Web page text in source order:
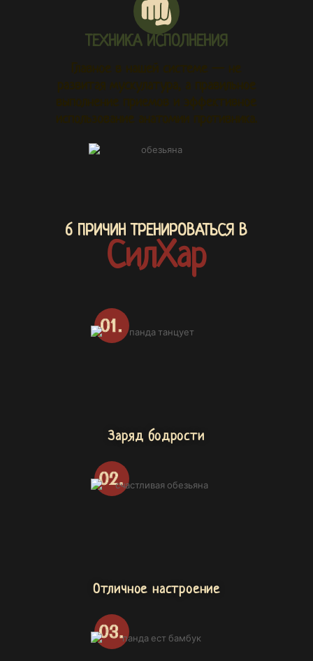
ТЕХНИКА ИСПОЛНЕНИЯ
Главное в нашей системе — не
развитая мускулатура, а правильное
выполнение приемов и эффективное
использование анатомии противника.
6 ПРИЧИН ТРЕНИРОВАТЬСЯ В
СилХар
Заряд бодрости
Отличное настроение